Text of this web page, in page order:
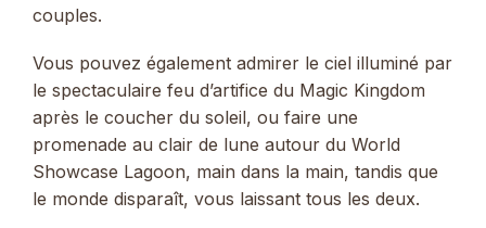
couples.
Vous pouvez également admirer le ciel illuminé par
le spectaculaire feu d’artifice du Magic Kingdom
après le coucher du soleil, ou faire une
promenade au clair de lune autour du World
Showcase Lagoon, main dans la main, tandis que
le monde disparaît, vous laissant tous les deux.